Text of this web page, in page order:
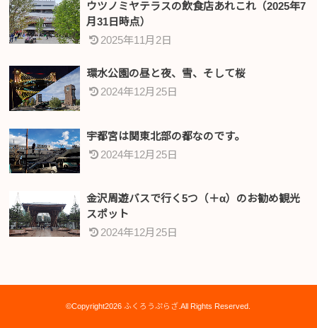
ウツノミヤテラスの飲食店あれこれ（2025年7
月31日時点）
2025年11月2日
環水公園の昼と夜、雪、そして桜
2024年12月25日
宇都宮は関東北部の都なのです。
2024年12月25日
金沢周遊バスで行く5つ（＋α）のお勧め観光
スポット
2024年12月25日
©Copyright2026ふくろうぷらざ .All Rights Reserved.